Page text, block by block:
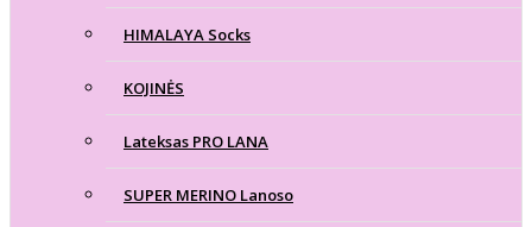
HIMALAYA Socks
KOJINĖS
Lateksas PRO LANA
SUPER MERINO Lanoso